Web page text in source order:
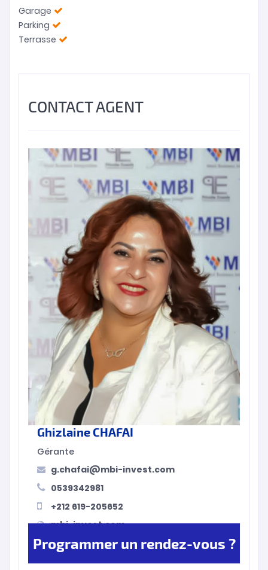
Garage
Parking
Terrasse
CONTACT AGENT
Ghizlaine CHAFAI
Gérante
g.chafai@mbi-invest.com
0539342981
+212 619-205652
mbi-invest.com
Programmer un rendez-vous ?